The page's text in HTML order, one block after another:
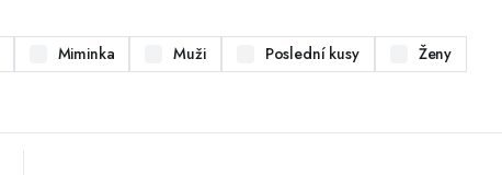
Miminka Muži Poslední kusy Ženy